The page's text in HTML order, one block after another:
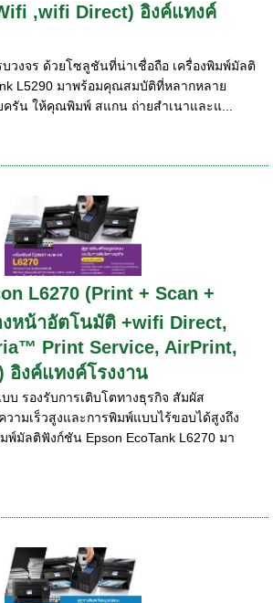
,wifi Direct) อิงค์แทงค์
วงจร ด้วยโซลูชันที่น่าเชื่อถือ เครื่องพิมพ์มัลติ
L5290 มาพร้อมคุณสมบัติที่หลากหลาย
รัน ให้คุณพิมพ์ สแกน ถ่ายสำเนาและแ...
L6270 (Print + Scan +
หน้าอัตโนมัติ +wifi Direct,
Print Service, AirPrint,
อิงค์แทงค์โรงงาน
รองรับการเติบโตทางธุรกิจ สัมผัส
ามเร็วสูงและการพิมพ์แบบไร้ขอบได้สูงถึง
พ์มัลติฟังก์ชัน Epson EcoTank L6270 มา